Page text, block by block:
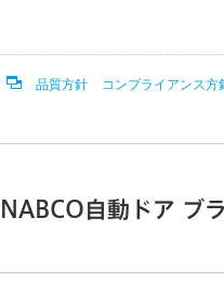
品質方針 コンプライアンス方
NABCO自動ドア ブ